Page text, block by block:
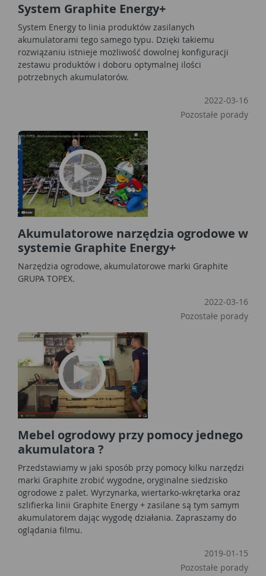
System Graphite Energy+
System Energy to linia produktów zasilanych
akumulatorami tego samego typu. Dzięki takiemu
rozwiązaniu istnieje możliwość dowolnej konfiguracji
zestawu produktów i doboru optymalnej ilości
potrzebnych akumulatorów.
2022-03-16
Pozostałe porady
Akumulatorowe narzędzia ogrodowe w
systemie Graphite Energy+
Narzędzia ogrodowe, akumulatorowe marki Graphite
GRUPA TOPEX.
2022-03-16
Pozostałe porady
Mebel ogrodowy przy pomocy jednego
akumulatora ?
Przedstawiamy w jaki sposób przy pomocy kilku narzędzi
marki Graphite zrobić wygodne, oryginalne siedzisko
ogrodowe z palet. Wyrzynarka, wiertarko-wkrętarka oraz
szlifierka linii Graphite Energy + zasilane są tym samym
akumulatorem dając wygodę działania. Zapraszamy do
oglądania filmu.
2019-01-15
Pozostałe porady